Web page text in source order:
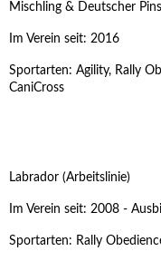
Mischling & Deutscher
Im Verein seit: 2016
Sportarten: Agility, Rally
CaniCross
Labrador (Arbeitslinie)
Im Verein seit: 2008 -
Sportarten: Rally